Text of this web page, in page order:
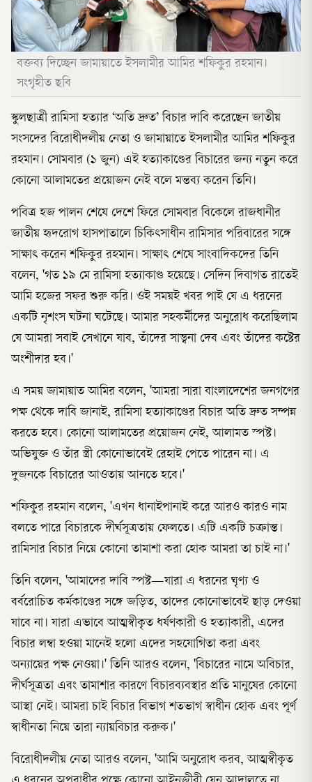
বক্তব্য দিচ্ছেন জামায়াতে ইসলামীর আমির শফিকুর রহমান।
সংগৃহীত ছবি
স্কুলছাত্রী রামিসা হত্যার ‘অতি দ্রুত’ বিচার দাবি করেছেন জাতীয়
সংসদের বিরোধীদলীয় নেতা ও জামায়াতে ইসলামীর আমির শফিকুর
রহমান। সোমবার (১ জুন) এই হত্যাকাণ্ডের বিচারের জন্য নতুন করে
কোনো আলামতের প্রয়োজন নেই বলে মন্তব্য করেন তিনি।
পবিত্র হজ পালন শেষে দেশে ফিরে সোমবার বিকেলে রাজধানীর
জাতীয় হৃদরোগ হাসপাতালে চিকিৎসাধীন রামিসার পরিবারের সঙ্গে
সাক্ষাৎ করেন শফিকুর রহমান। সাক্ষাৎ শেষে সাংবাদিকদের তিনি
বলেন, 'গত ১৯ মে রামিসা হত্যাকাণ্ড হয়েছে। সেদিন দিবাগত রাতেই
আমি হজের সফর শুরু করি। ওই সময়ই খবর পাই যে এ ধরনের
একটি নৃশংস ঘটনা ঘটেছে। আমার সহকর্মীদের অনুরোধ করেছিলাম
যে আমরা সবাই সেখানে যাব, তাঁদের সান্ত্বনা দেব এবং তাঁদের কষ্টের
অংশীদার হব।'
এ সময় জামায়াত আমির বলেন, 'আমরা সারা বাংলাদেশের জনগণের
পক্ষ থেকে দাবি জানাই, রামিসা হত্যাকাণ্ডের বিচার অতি দ্রুত সম্পন্ন
করতে হবে। কোনো আলামতের প্রয়োজন নেই, আলামত স্পষ্ট।
অভিযুক্ত ও তাঁর স্ত্রী কোনোভাবেই রেহাই পেতে পারেন না। এ
দুজনকে বিচারের আওতায় আনতে হবে।'
শফিকুর রহমান বলেন, 'এখন ধানাইপানাই করে আরও কারও নাম
বলতে পারে বিচারকে দীর্ঘসূত্রতায় ফেলতে। এটি একটি চক্রান্ত।
রামিসার বিচার নিয়ে কোনো তামাশা করা হোক আমরা তা চাই না।'
তিনি বলেন, 'আমাদের দাবি স্পষ্ট—যারা এ ধরনের ঘৃণ্য ও
বর্বরোচিত কর্মকাণ্ডের সঙ্গে জড়িত, তাদের কোনোভাবেই ছাড় দেওয়া
যাবে না। যারা এভাবে আত্মস্বীকৃত ধর্ষণকারী ও হত্যাকারী, এদের
বিচার লম্বা হওয়া মানেই হলো এদের সহযোগিতা করা এবং
অন্যায়ের পক্ষ নেওয়া।' তিনি আরও বলেন, 'বিচারের নামে অবিচার,
দীর্ঘসূত্রতা এবং তামাশার কারণে বিচারব্যবস্থার প্রতি মানুষের কোনো
আস্থা নেই। আমরা চাই বিচার বিভাগ শতভাগ স্বাধীন হোক এবং পূর্ণ
স্বাধীনতা নিয়ে তারা ন্যায়বিচার করুক।'
বিরোধীদলীয় নেতা আরও বলেন, 'আমি অনুরোধ করব, আত্মস্বীকৃত